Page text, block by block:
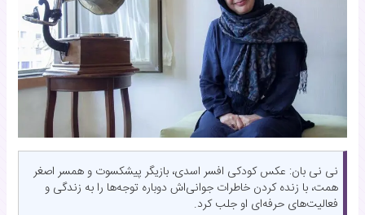
نی نی بان: عکس کودکی افسر اسدی، بازیگر پیشکسوت و همسر اصغر
همت، با زنده کردن خاطرات جوانی‌اش دوباره توجه‌ها را به زندگی و
فعالیت‌های حرفه‌ای او جلب کرد.